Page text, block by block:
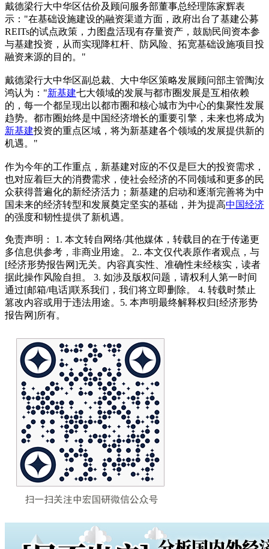
戴德梁行大中华区估价及顾问服务部董事总经理陈家辉表
示："在基础设施建设的融资渠道方面，政府出台了基建公募
REITs的试点政策，力图盘活现有存量资产，鼓励民间资本参
与基建投资，从而实现降杠杆、防风险、拓宽基础设施项目投
融资来源的目的。"
戴德梁行大中华区副总裁、大中华区策略发展顾问部主管陶汝
鸿认为："新基建七大领域的发展与都市圈发展是互相依赖
的，每一个都呈现出以都市圈和核心城市为中心的集聚性发展
趋势。都市圈始终是中国经济增长的重要引擎，未来也将成为
新基建投资的重点区域，将为新基建各个领域的发展提供新的
机遇。"
作为今年的工作重点，新基建对应的不仅是巨大的投资需求，
也对应着巨大的消费需求，使社会经济的不同领域和更多的民
众获得普遍化的新经济活力；新基建的启动和逐渐完善将为中
国未来的经济转型和发展奠定坚实的基础，并为提高中国经济
的强度和韧性提供了新机遇。
免责声明： 1. 本文转自网络/其他媒体，转载目的在于传递更
多信息供参考，非商业用途。 2.. 本文仅代表原作者观点，与
[经济形势报告网]无关。内容真实性、准确性未经核实，读者
据此操作风险自担。 3. 如涉及版权问题，请权利人第一时间
通过[邮箱/电话]联系我们，我们将立即删除。 4. 转载时禁止
篡改内容或用于违法用途。5. 本声明最终解释权归[经济形势
报告网]所有。